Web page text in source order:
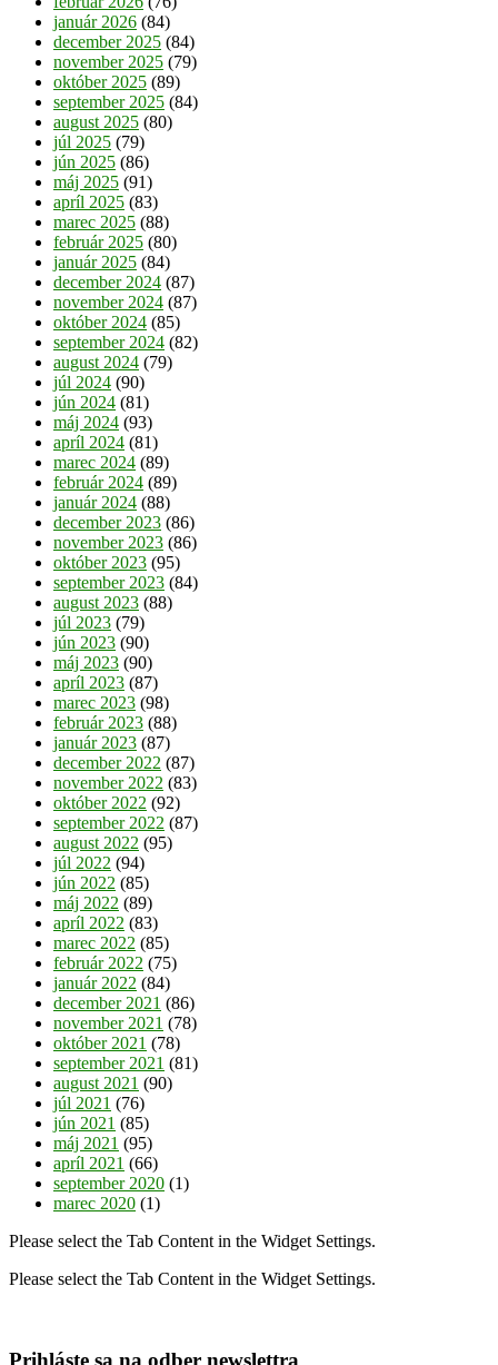
január 2026 (84)
december 2025 (84)
november 2025 (79)
október 2025 (89)
september 2025 (84)
august 2025 (80)
júl 2025 (79)
jún 2025 (86)
máj 2025 (91)
apríl 2025 (83)
marec 2025 (88)
február 2025 (80)
január 2025 (84)
december 2024 (87)
november 2024 (87)
október 2024 (85)
september 2024 (82)
august 2024 (79)
júl 2024 (90)
jún 2024 (81)
máj 2024 (93)
apríl 2024 (81)
marec 2024 (89)
február 2024 (89)
január 2024 (88)
december 2023 (86)
november 2023 (86)
október 2023 (95)
september 2023 (84)
august 2023 (88)
júl 2023 (79)
jún 2023 (90)
máj 2023 (90)
apríl 2023 (87)
marec 2023 (98)
február 2023 (88)
január 2023 (87)
december 2022 (87)
november 2022 (83)
október 2022 (92)
september 2022 (87)
august 2022 (95)
júl 2022 (94)
jún 2022 (85)
máj 2022 (89)
apríl 2022 (83)
marec 2022 (85)
február 2022 (75)
január 2022 (84)
december 2021 (86)
november 2021 (78)
október 2021 (78)
september 2021 (81)
august 2021 (90)
júl 2021 (76)
jún 2021 (85)
máj 2021 (95)
apríl 2021 (66)
september 2020 (1)
marec 2020 (1)
Please select the Tab Content in the Widget Settings.
Please select the Tab Content in the Widget Settings.
Prihláste sa na odber newslettra